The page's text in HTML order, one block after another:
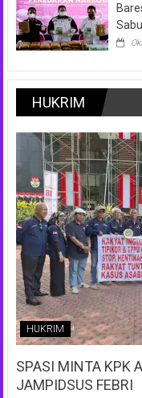
HUKRIM
HUKRIM
SPASI MINTA KPK
JAMPIDSUS FEBRI